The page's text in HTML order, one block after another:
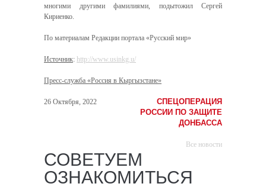
многими другими фамилиями, подытожил Сергей
Кириенко.
По материалам Редакции портала «Русский мир»
Источник: http://www.usinkg.u/
Пресс-служба «Россия в Кыргызстане»
26 Октября, 2022
СПЕЦОПЕРАЦИЯ
РОССИИ ПО ЗАЩИТЕ
ДОНБАССА
Все новости
СОВЕТУЕМ
ОЗНАКОМИТЬСЯ